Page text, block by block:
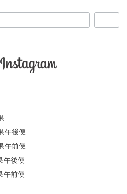
午後便
午前便
午後便
午前便